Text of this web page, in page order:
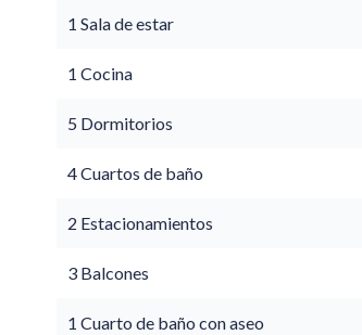
1 Sala de estar
1 Cocina
5 Dormitorios
4 Cuartos de baño
2 Estacionamientos
3 Balcones
1 Cuarto de baño con aseo